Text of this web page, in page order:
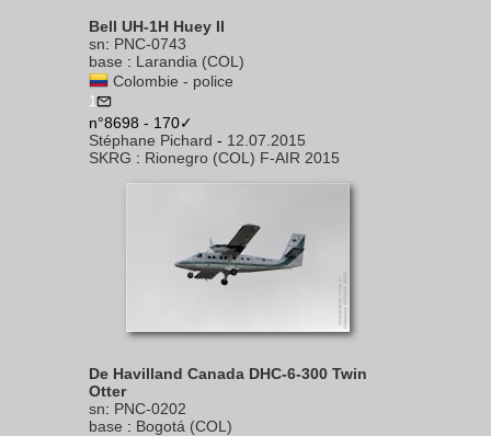
Bell UH-1H Huey II
sn: PNC-0743
base : Larandia (COL)
Colombie - police
1
n°8698 - 170✓
Stéphane Pichard - 12.07.2015
SKRG : Rionegro (COL) F-AIR 2015
De Havilland Canada DHC-6-300 Twin
Otter
sn: PNC-0202
base : Bogotá (COL)